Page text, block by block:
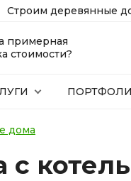
Строим деревянные
примерная
стоимости?
дома
с